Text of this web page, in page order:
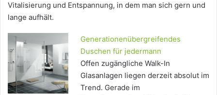
Vitalisierung und Entspannung, in dem man sich gern und
lange aufhält.
Generationenübergreifendes
Duschen für jedermann
Offen zugängliche Walk-In
Glasanlagen liegen derzeit absolut im
Trend. Gerade im